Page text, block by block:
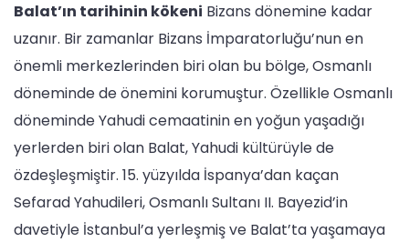
Balat’ın tarihinin kökeni Bizans dönemine kadar
uzanır. Bir zamanlar Bizans İmparatorluğu’nun en
önemli merkezlerinden biri olan bu bölge, Osmanlı
döneminde de önemini korumuştur. Özellikle Osmanlı
döneminde Yahudi cemaatinin en yoğun yaşadığı
yerlerden biri olan Balat, Yahudi kültürüyle de
özdeşleşmiştir. 15. yüzyılda İspanya’dan kaçan
Sefarad Yahudileri, Osmanlı Sultanı II. Bayezid’in
davetiyle İstanbul’a yerleşmiş ve Balat’ta yaşamaya